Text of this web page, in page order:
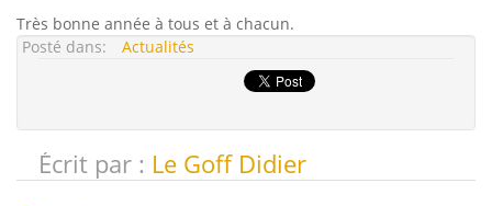
Très bonne année à tous et à chacun.
Posté dans:
Actualités
Écrit par : Le Goff Didier